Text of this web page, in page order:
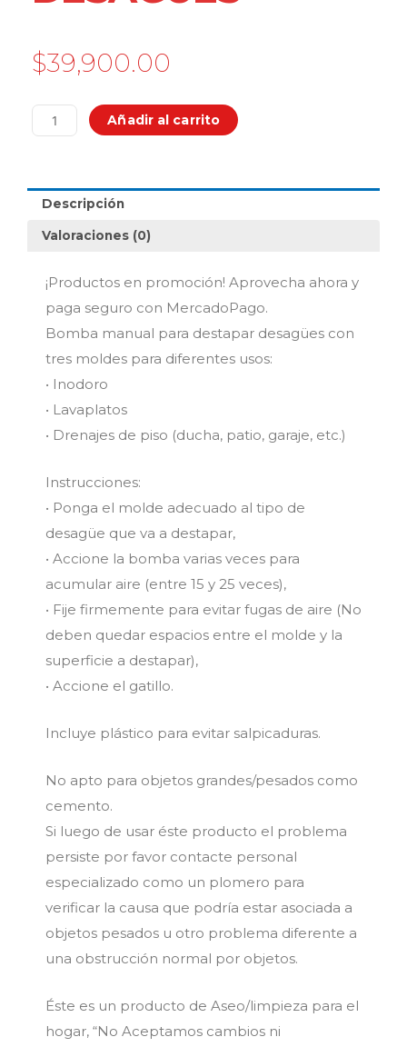
$39,900.00
Bomba
Destapador
Baños,
Cisterna
Desagües
Añadir al carrito
Descripción
Valoraciones (0)
¡Productos en promoción! Aprovecha ahora y
paga seguro con MercadoPago.
Bomba manual para destapar desagües con
tres moldes para diferentes usos:
• Inodoro
• Lavaplatos
• Drenajes de piso (ducha, patio, garaje, etc.)
Instrucciones:
• Ponga el molde adecuado al tipo de
desagüe que va a destapar,
• Accione la bomba varias veces para
acumular aire (entre 15 y 25 veces),
• Fije firmemente para evitar fugas de aire (No
deben quedar espacios entre el molde y la
superficie a destapar),
• Accione el gatillo.
Incluye plástico para evitar salpicaduras.
No apto para objetos grandes/pesados como
cemento.
Si luego de usar éste producto el problema
persiste por favor contacte personal
especializado como un plomero para
verificar la causa que podría estar asociada a
objetos pesados u otro problema diferente a
una obstrucción normal por objetos.
Éste es un producto de Aseo/limpieza para el
hogar, “No Aceptamos cambios ni